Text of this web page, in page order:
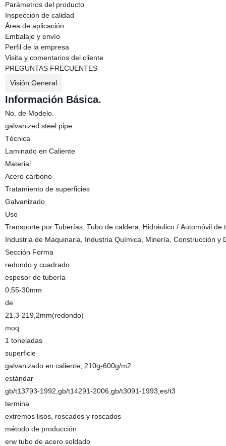
Parámetros del producto
Inspección de calidad
Área de aplicación
Embalaje y envío
Perfil de la empresa
Visita y comentarios del cliente
PREGUNTAS FRECUENTES
Visión General
Información Básica.
No. de Modelo.
galvanized steel pipe
Técnica
Laminado en Caliente
Material
Acero carbono
Tratamiento de superficies
Galvanizado
Uso
Transporte por Tuberías, Tubo de caldera, Hidráulico / Automóvil
Industria de Maquinaria, Industria Química, Minería, Construcción y
Sección Forma
redondo y cuadrado
espesor de tubería
0,55-30mm
de
21,3-219,2mm(redondo)
moq
1 toneladas
superficie
galvanizado en caliente, 210g-600g/m2
estándar
gb/t13793-1992,gb/t14291-2006,gb/t3091-1993,es/t3
termina
extremos lisos, roscados y roscados
método de producción
erw tubo de acero soldado